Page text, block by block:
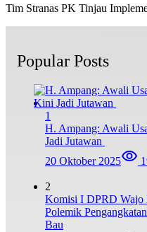
Tim Stranas PK Tinjau
Popular Posts
1
H. Ampang: Awali
Jadi Jutawan
20 Oktober 2025
2
Komisi I DPRD Wajo
Polemik
Bau